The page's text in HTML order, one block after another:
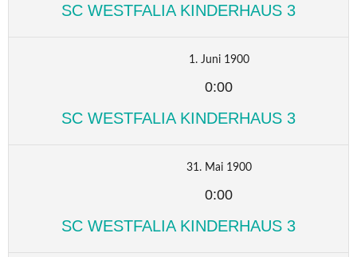
SC WESTFALIA KINDERHAUS 3
1. Juni 1900
0:00
SC WESTFALIA KINDERHAUS 3
31. Mai 1900
0:00
SC WESTFALIA KINDERHAUS 3